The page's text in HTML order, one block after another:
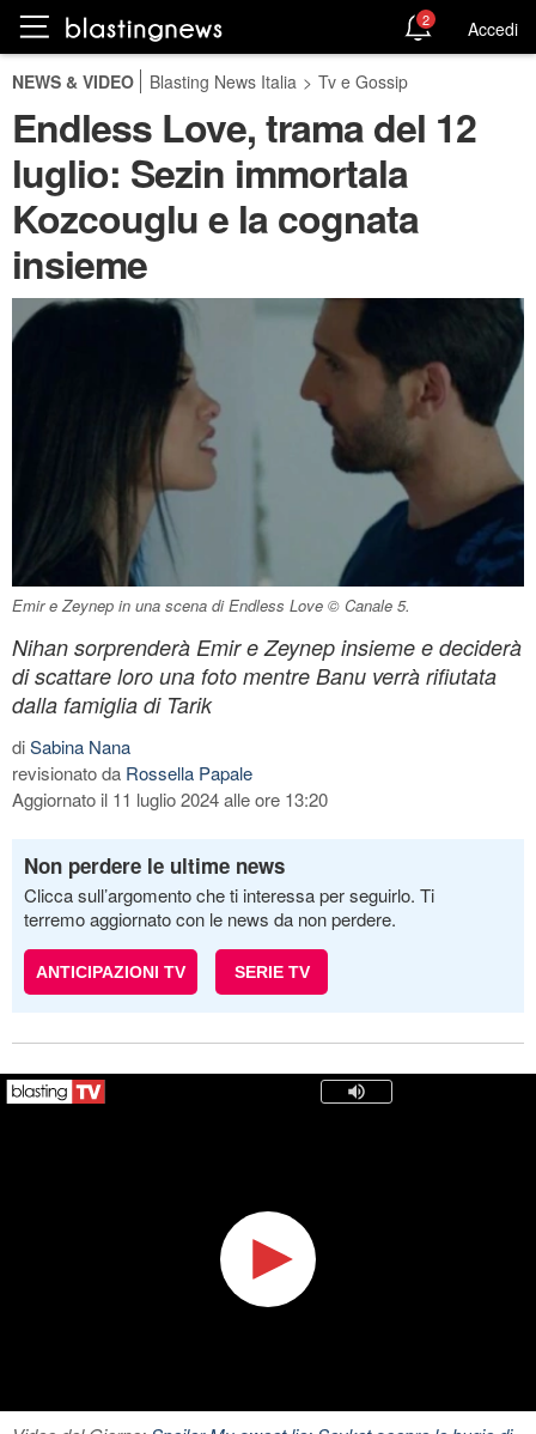
2 Accedi
NEWS & VIDEO Blasting News Italia > Tv e Gossip
Endless Love, trama del 12
luglio: Sezin immortala
Kozcouglu e la cognata
insieme
Emir e Zeynep in una scena di Endless Love © Canale 5.
Nihan sorprenderà Emir e Zeynep insieme e deciderà
di scattare loro una foto mentre Banu verrà rifiutata
dalla famiglia di Tarik
diSabina Nana
revisionato da Rossella Papale
Aggiornato il 11 luglio 2024 alle ore 13:20
Non perdere le ultime news
Clicca sull’argomento che ti interessa per seguirlo. Ti
terremo aggiornato con le news da non perdere.
ANTICIPAZIONI TV SERIE TV